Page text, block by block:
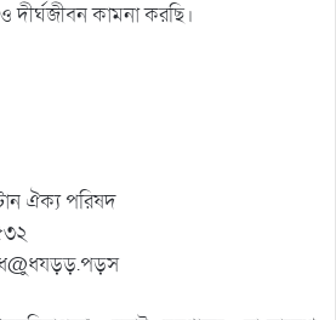
দীর্ঘজীবন কামনা করছি।
ঐক্য পরিষদ